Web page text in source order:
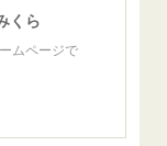
くら
ムページで